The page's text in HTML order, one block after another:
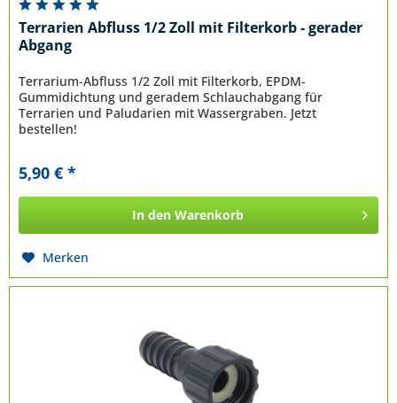
Terrarien Abfluss 1/2 Zoll mit Filterkorb - gerader
Abgang
Terrarium-Abfluss 1/2 Zoll mit Filterkorb, EPDM-
Gummidichtung und geradem Schlauchabgang für
Terrarien und Paludarien mit Wassergraben. Jetzt
bestellen!
5,90 € *
In den Warenkorb
Merken